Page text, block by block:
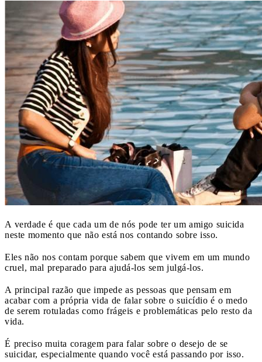
A verdade é que cada um de nós pode ter um amigo suicida
neste momento que não está nos contando sobre isso.
Eles não nos contam porque sabem que vivem em um mundo
cruel, mal preparado para ajudá-los sem julgá-los.
A principal razão que impede as pessoas que pensam em
acabar com a própria vida de falar sobre o suicídio é o medo
de serem rotuladas como frágeis e problemáticas pelo resto da
vida.
É preciso muita coragem para falar sobre o desejo de se
suicidar, especialmente quando você está passando por isso.